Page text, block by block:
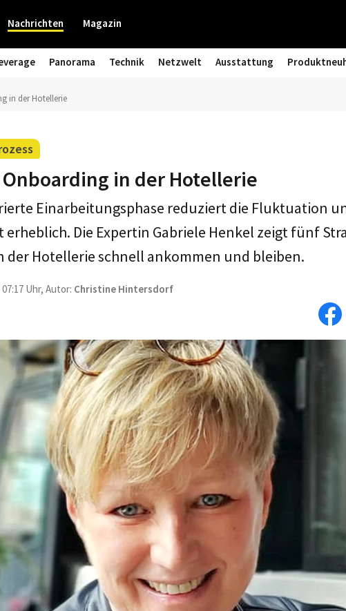
Nachrichten Magazin
Panorama Technik Netzwelt Ausstattung
in der Hotellerie
Onboarding in der Hotellerie
Einarbeitungsphase reduziert die Fluktuation
Die Expertin Gabriele Henkel zeigt fünf
der Hotellerie schnell ankommen und bleiben.
Uhr, Autor: Christine Hintersdorf